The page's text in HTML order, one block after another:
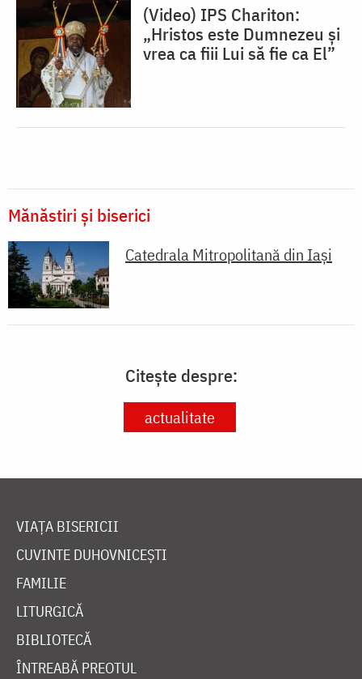
(Video) IPS Chariton:
„Hristos este Dumnezeu și
vrea ca fiii Lui să fie ca El”
Mănăstiri și biserici
Catedrala Mitropolitană din Iaşi
Citește despre:
actualitate
VIAȚA BISERICII
CUVINTE DUHOVNICEȘTI
FAMILIE
LITURGICĂ
BIBLIOTECĂ
ÎNTREABĂ PREOTUL